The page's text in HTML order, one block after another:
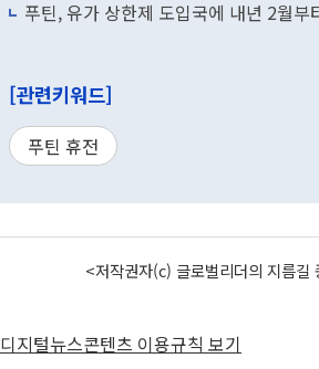
푸틴, 유가 상한제 도입국에 내년 2월부
[관련키워드]
푸틴 휴전
<저작권자(c) 글로벌리더의 지름
디지털뉴스콘텐츠 이용규칙 보기